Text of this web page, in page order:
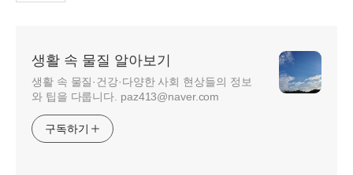
생활 속 물질 알아보기
생활 속 물질·건강·다양한 사회 현상들의 정보
와 팁을 다룹니다. paz413@naver.com
구독하기